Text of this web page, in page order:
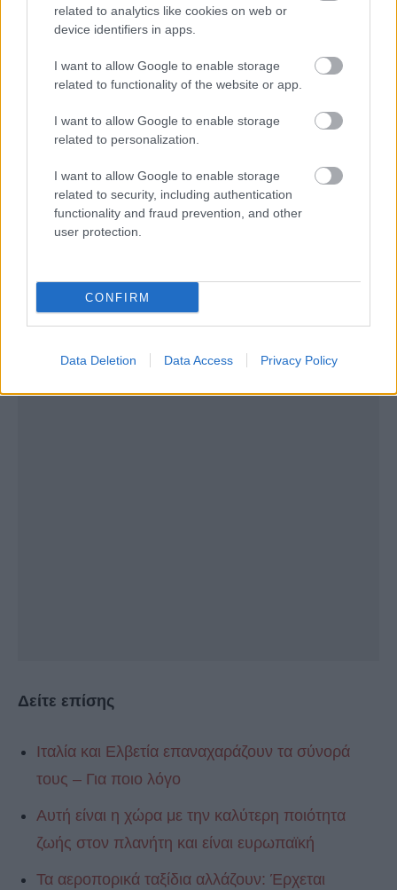
related to analytics like cookies on web or
device identifiers in apps.
I want to allow Google to enable storage
related to functionality of the website or app.
I want to allow Google to enable storage
related to personalization.
I want to allow Google to enable storage
related to security, including authentication
functionality and fraud prevention, and other
user protection.
CONFIRM
Data Deletion Data Access Privacy Policy
Ο Γουάνγκ Γι, που είναι και μέλος του πανίσχυρου
Πολιτικού Γραφείου του ΚΚ Κίνας, τόνισε στον κ.
Γεραπετρίτη, για τις σχέσεις των δύο χωρών:
«Εκπροσωπούμε αρχαίους πολιτισμούς με ιστορία
καλό στις μακροχρόνιες μεταξύ τους σχέσεις».
Δείτε επίσης
Ιταλία και Ελβετία επαναχαράζουν τα σύνορά
τους – Για ποιο λόγο
Αυτή είναι η χώρα με την καλύτερη ποιότητα
ζωής στον πλανήτη και είναι ευρωπαϊκή
Τα αεροπορικά ταξίδια αλλάζουν: Έρχεται